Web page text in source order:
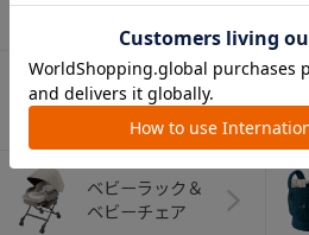
ベビーカー
ベビーラック＆
ベビーチェア